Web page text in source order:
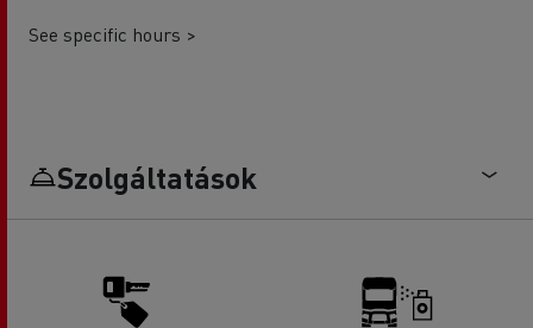
See specific hours >
Szolgáltatások